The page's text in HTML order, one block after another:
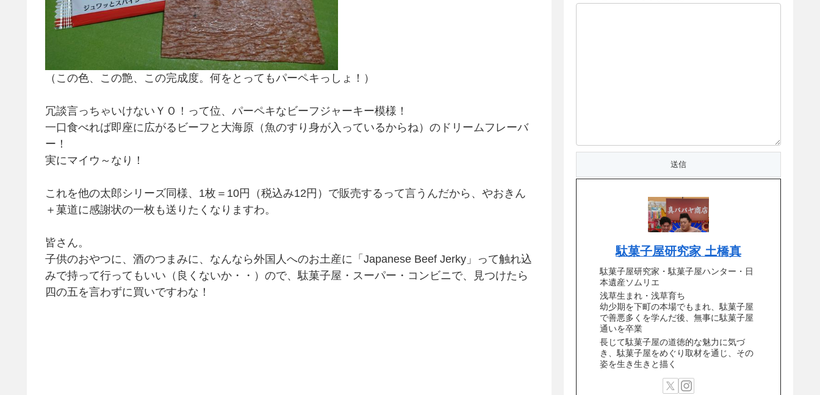
（この色、この艶、この完成度。何をとってもパーペキっしょ！）
冗談言っちゃいけないＹＯ！って位、パーペキなビーフジャーキー模様！
一口食べれば即座に広がるビーフと大海原（魚のすり身が入っているからね）のドリームフレーバ
ー！
実にマイウ～なり！
これを他の太郎シリーズ同様、1枚＝10円（税込み12円）で販売するって言うんだから、やおきん
＋菓道に感謝状の一枚も送りたくなりますわ。
皆さん。
子供のおやつに、酒のつまみに、なんなら外国人へのお土産に「Japanese Beef Jerky」って触れ込
みで持って行ってもいい（良くないか・・）ので、駄菓子屋・スーパー・コンビニで、見つけたら
四の五を言わずに買いですわな！
駄菓子屋研究家 土橋真
駄菓子屋研究家・駄菓子屋ハンター・日
本遺産ソムリエ
浅草生まれ・浅草育ち
幼少期を下町の本場でもまれ、駄菓子屋
で善悪多くを学んだ後、無事に駄菓子屋
通いを卒業
長じて駄菓子屋の道徳的な魅力に気づ
き、駄菓子屋をめぐり取材を通じ、その
姿を生き生きと描く